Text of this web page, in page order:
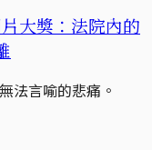
大獎：法院內的
法言喻的悲痛。